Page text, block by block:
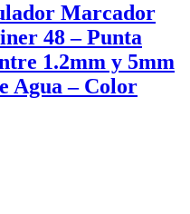
Marcador
48 – Punta
1.2mm y 5mm
Agua – Color